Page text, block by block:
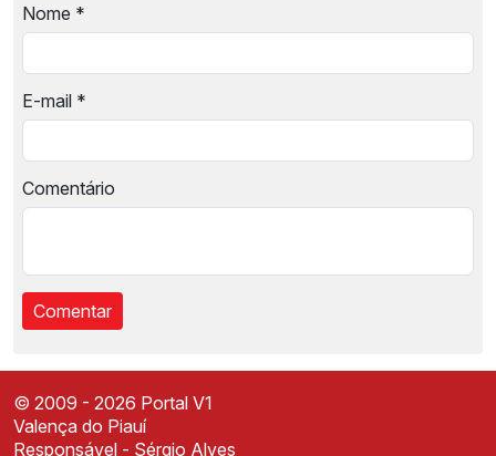
Nome *
E-mail *
Comentário
© 2009 - 2026 Portal V1
Valença do Piauí
Responsável - Sérgio Alves